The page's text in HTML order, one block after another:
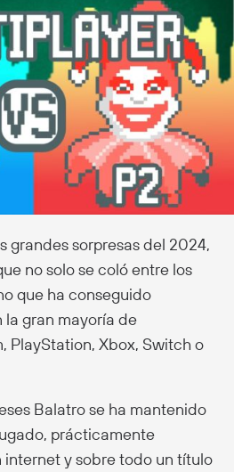
grandes sorpresas del 2024,
no solo se coló entre los
que ha conseguido
gran mayoría de
PlayStation, Xbox, Switch o
Balatro se ha mantenido
prácticamente
internet y sobre todo un título